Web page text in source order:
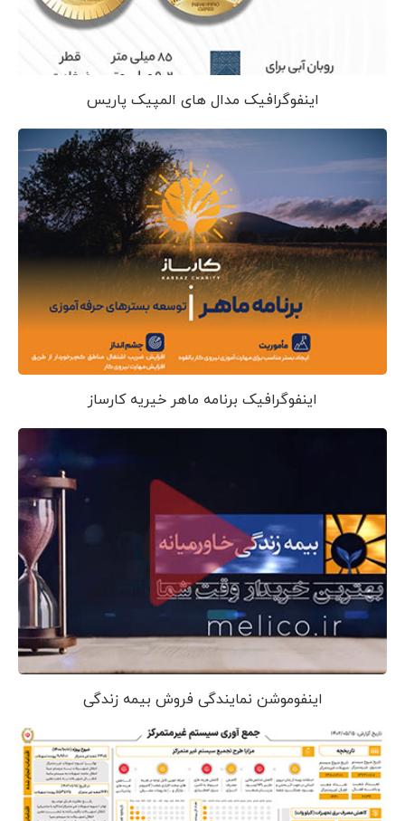
اینفوگرافیک مدال های المپیک پاریس
اینفوگرافیک برنامه ماهر خیریه کارساز
اینفوموشن نمایندگی فروش بیمه زندگی